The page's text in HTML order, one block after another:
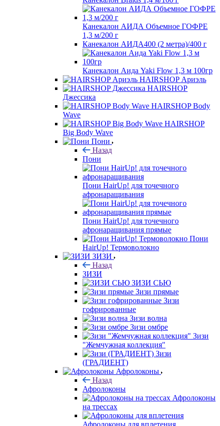
Канекалон АИДА Объемное ГОФРЕ
1,3 м/200 г
Канекалон АИДА400 (2 метра)/400 г
Канекалон Аида Yaki Flow 1,3 м 100гр
HAIRSHOP Ариэль
HAIRSHOP
Джессика
HAIRSHOP Body
Wave
HAIRSHOP
Big Body Wave
Пони
Назад
Пони
Пони HairUp! для точечного
афронаращивания
Пони HairUp! для точечного
афронаращивания прямые
Пони
HairUp! Термоволокно
ЗИЗИ
Назад
ЗИЗИ
ЗИЗИ СЬЮ
Зизи прямые
Зизи
гофрированные
Зизи волна
Зизи омбре
Зизи
"Жемчужная коллекция"
Зизи
(ГРАДИЕНТ)
Афролоконы
Назад
Афролоконы
Афролоконы
на трессах
Афролоконы для вплетения